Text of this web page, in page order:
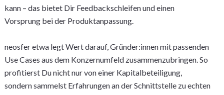
kann – das bietet Dir Feedbackschleifen und einen
Vorsprung bei der Produktanpassung.
neosfer etwa legt Wert darauf, Gründer:innen mit passenden
Use Cases aus dem Konzernumfeld zusammenzubringen. So
profitierst Du nicht nur von einer Kapitalbeteiligung,
sondern sammelst Erfahrungen an der Schnittstelle zu echten